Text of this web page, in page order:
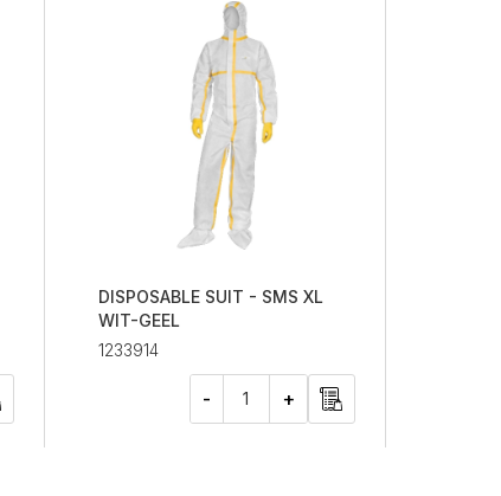
DISPOSABLE SUIT - SMS XL
WIT-GEEL
1233914
- +